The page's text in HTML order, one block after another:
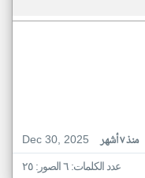
Dec 30, 2025
منذ ٧ أشهر
عدد الكلمات: ٦ الصور: ٢٥